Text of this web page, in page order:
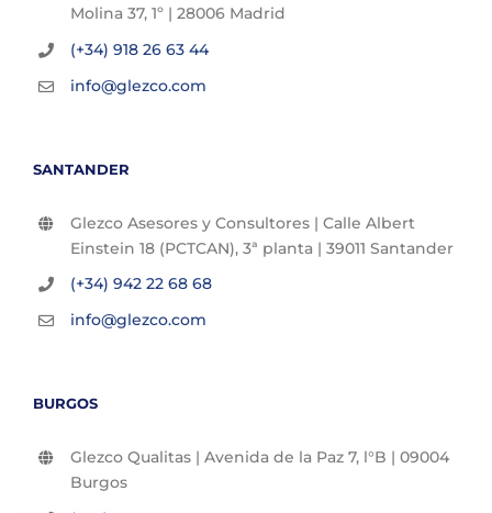
Molina 37, 1º | 28006 Madrid
(+34) 918 26 63 44
info@glezco.com
SANTANDER
Glezco Asesores y Consultores | Calle Albert
Einstein 18 (PCTCAN), 3ª planta | 39011 Santander
(+34) 942 22 68 68
info@glezco.com
BURGOS
Glezco Qualitas | Avenida de la Paz 7, l°B | 09004
Burgos